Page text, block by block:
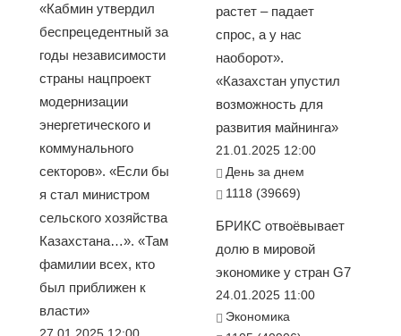
«Кабмин утвердил
беспрецедентный за
годы независимости
страны нацпроект
модернизации
энергетического и
коммунального
секторов». «Если бы
я стал министром
сельского хозяйства
Казахстана…». «Там
фамилии всех, кто
был приближен к
власти»
растет – падает
спрос, а у нас
наоборот».
«Казахстан упустил
возможность для
развития майнинга»
21.01.2025 12:00
День за днем
1118 (39669)
БРИКС отвоёвывает
долю в мировой
экономике у стран G7
24.01.2025 11:00
Экономика